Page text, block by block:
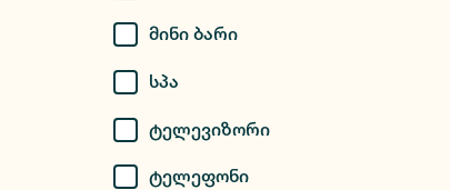
Მინი Ბარი
Სპა
Ტელევიზორი
Ტელეფონი